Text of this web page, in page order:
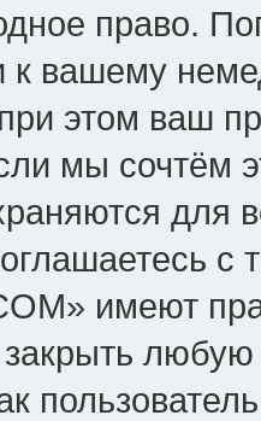
право.
к вашему
этом ваш
мы сочтём
для
имеют
закрыть